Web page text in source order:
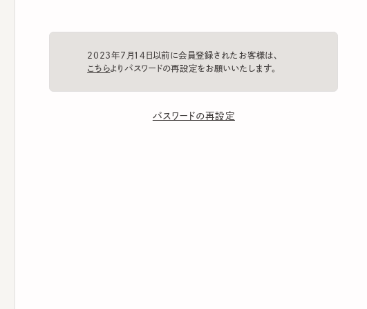
2023年7月14日以前に会員登録されたお客様は、
パスワードの再設定